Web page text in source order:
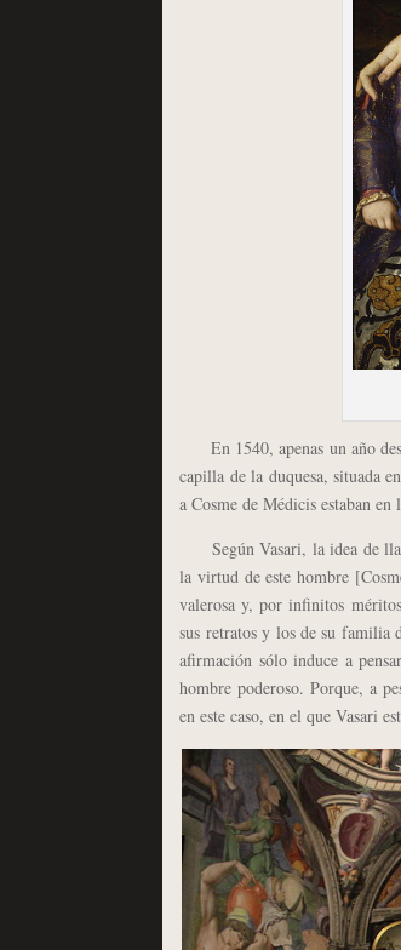
En 1540, apenas un año
capilla de la duquesa, situada
a Cosme de Médicis estaban
Según Vasari, la idea de
la virtud de este hombre
valerosa y, por infinitos
sus retratos y los de su familia
afirmación sólo induce a
hombre poderoso. Porque, a
en este caso, en el que Vasari